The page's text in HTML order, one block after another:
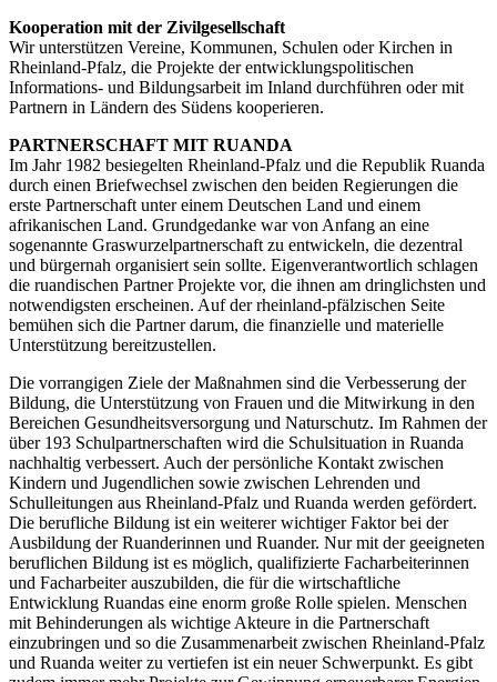
Kooperation mit der Zivilgesellschaft
Wir unterstützen Vereine, Kommunen, Schulen oder Kirchen in
Rheinland-Pfalz, die Projekte der entwicklungspolitischen
Informations- und Bildungsarbeit im Inland durchführen oder mit
Partnern in Ländern des Südens kooperieren.
PARTNERSCHAFT MIT RUANDA
Im Jahr 1982 besiegelten Rheinland-Pfalz und die Republik Ruanda
durch einen Briefwechsel zwischen den beiden Regierungen die
erste Partnerschaft unter einem Deutschen Land und einem
afrikanischen Land. Grundgedanke war von Anfang an eine
sogenannte Graswurzelpartnerschaft zu entwickeln, die dezentral
und bürgernah organisiert sein sollte. Eigenverantwortlich schlagen
die ruandischen Partner Projekte vor, die ihnen am dringlichsten und
notwendigsten erscheinen. Auf der rheinland-pfälzischen Seite
bemühen sich die Partner darum, die finanzielle und materielle
Unterstützung bereitzustellen.
Die vorrangigen Ziele der Maßnahmen sind die Verbesserung der
Bildung, die Unterstützung von Frauen und die Mitwirkung in den
Bereichen Gesundheitsversorgung und Naturschutz. Im Rahmen der
über 193 Schulpartnerschaften wird die Schulsituation in Ruanda
nachhaltig verbessert. Auch der persönliche Kontakt zwischen
Kindern und Jugendlichen sowie zwischen Lehrenden und
Schulleitungen aus Rheinland-Pfalz und Ruanda werden gefördert.
Die berufliche Bildung ist ein weiterer wichtiger Faktor bei der
Ausbildung der Ruanderinnen und Ruander. Nur mit der geeigneten
beruflichen Bildung ist es möglich, qualifizierte Facharbeiterinnen
und Facharbeiter auszubilden, die für die wirtschaftliche
Entwicklung Ruandas eine enorm große Rolle spielen. Menschen
mit Behinderungen als wichtige Akteure in die Partnerschaft
einzubringen und so die Zusammenarbeit zwischen Rheinland-Pfalz
und Ruanda weiter zu vertiefen ist ein neuer Schwerpunkt. Es gibt